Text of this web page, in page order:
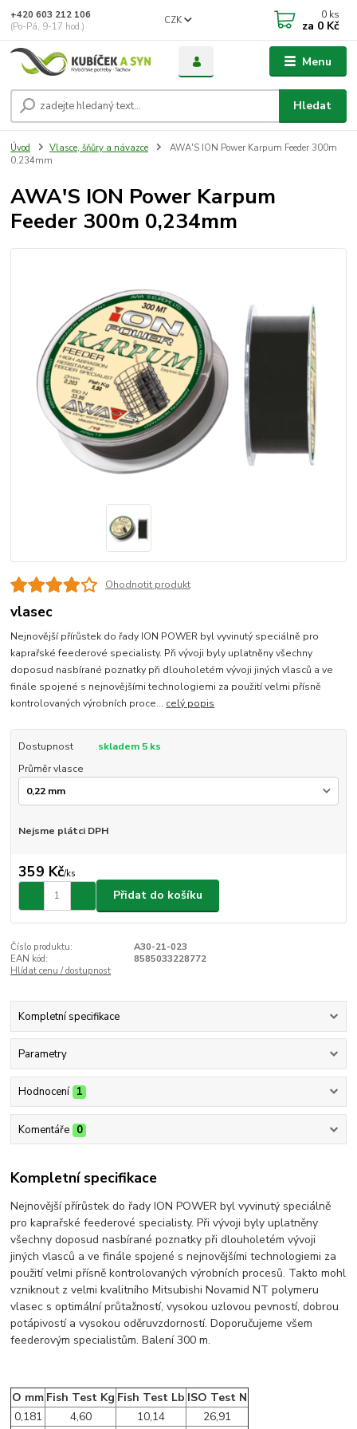
Menu
CZK
Hledat
+420 603 212 106
(Po-Pá, 9-17 hod.)
0 ks
za 0 Kč
Úvod Vlasce, šňůry a návazce
AWA'S ION Power Karpum Feeder 300m
0,234mm
AWA'S ION Power Karpum
Feeder 300m 0,234mm
Ohodnotit produkt
vlasec
Nejnovější přírůstek do řady ION POWER byl vyvinutý speciálně pro
kaprařské feederové specialisty. Při vývoji byly uplatněny všechny
doposud nasbírané poznatky při dlouholetém vývoji jiných vlasců a ve
finále spojené s nejnovějšími technologiemi za použití velmi přísně
kontrolovaných výrobních proce... celý popis
Dostupnost
skladem 5 ks
Průměr vlasce
Nejsme plátci DPH
359 Kč/ks
Přidat do košíku
Číslo produktu:
A30-21-023
EAN kód:
8585033228772
Hlídat cenu / dostupnost
Kompletní specifikace
Parametry
Hodnocení 1
Komentáře 0
Kompletní specifikace
Nejnovější přírůstek do řady ION POWER byl vyvinutý speciálně
pro kaprařské feederové specialisty. Při vývoji byly uplatněny
všechny doposud nasbírané poznatky při dlouholetém vývoji
jiných vlasců a ve finále spojené s nejnovějšími technologiemi za
použití velmi přísně kontrolovaných výrobních procesů. Takto mohl
vzniknout z velmi kvalitního Mitsubishi Novamid NT polymeru
vlasec s optimální průtažností, vysokou uzlovou pevností, dobrou
potápivostí a vysokou oděruvzdorností. Doporučujeme všem
feederovým specialistům. Balení 300 m.
O mm Fish Test Kg Fish Test Lb ISO Test N
0,181
4,60 10,14
26,91